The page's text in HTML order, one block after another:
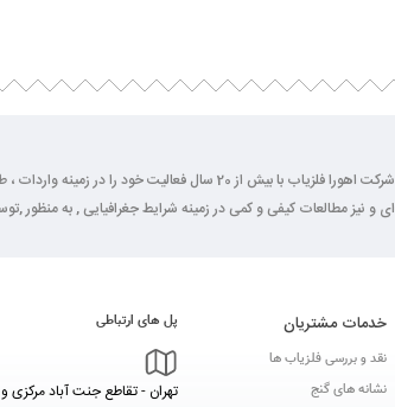
شرکت اهورا فلزیاب با بیش از 20 سال فعالیت
ای و نیز مطالعات کیفی و کمی در زمینه شرایط جغرافیایی , به منظور
خدمات مشتریان
نقد و بررسی فلزیاب ها
نشانه های گنج
پل های ارتباطی
تهران - تقاطع جنت آباد مرکزی و